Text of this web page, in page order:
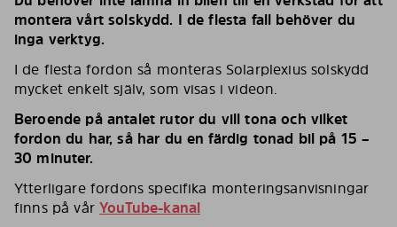
montera vårt solskydd. I de flesta fall behöver du
inga verktyg.
I de flesta fordon så monteras Solarplexius solskydd
mycket enkelt själv, som visas i videon.
Beroende på antalet rutor du vill tona och vilket
fordon du har, så har du en färdig tonad bil på 15 –
30 minuter.
Ytterligare fordons specifika monteringsanvisningar
finns på vårYouTube-kanal